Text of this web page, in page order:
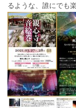
るような、誰にでも